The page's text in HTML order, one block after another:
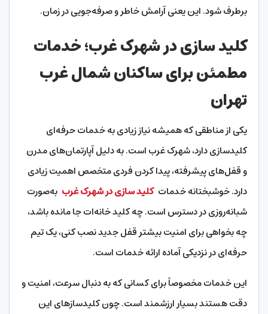
برطرف شود. این یعنی آرامش خاطر و صرفه‌جویی در زمان.
کلید سازی در شهرک غرب؛ خدمات
مطمئن برای ساکنان شمال غرب
تهران
یکی از مناطقی که همیشه نیاز زیادی به خدمات حرفه‌ای
کلیدسازی دارد، شهرک غرب است. به دلیل آپارتمان‌های مدرن
و قفل‌های پیشرفته، پیدا کردن فردی متخصص اهمیت زیادی
دارد. خوشبختانه خدماتکلید سازی در شهرک غرب به‌صورت
شبانه‌روزی در دسترس است. چه کلید خانه‌ات جا مانده باشد،
چه بخواهی برای امنیت بیشتر قفل جدید نصب کنی، یک تیم
حرفه‌ای در نزدیکی آماده ارائه خدمات است.
این خدمات مخصوصاً برای کسانی که به دنبال سرعت، امنیت و
دقت هستند بسیار ارزشمند است. چون کلیدسازهای این